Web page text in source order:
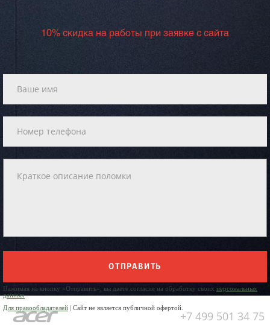
10% скидка на работы при заявке с сайта
ОТПРАВИТЬ
Нажимая на кнопку «Отправить», вы даете согласие на обработку своих персональных
данных
Для правообладателей | Сайт не является публичной офертой.
+7 499 501 34 75